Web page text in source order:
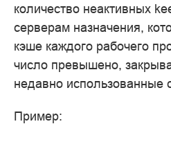
количество неактивных
серверам назначения,
кэше каждого рабочего
число превышено,
недавно использованные
Пример: